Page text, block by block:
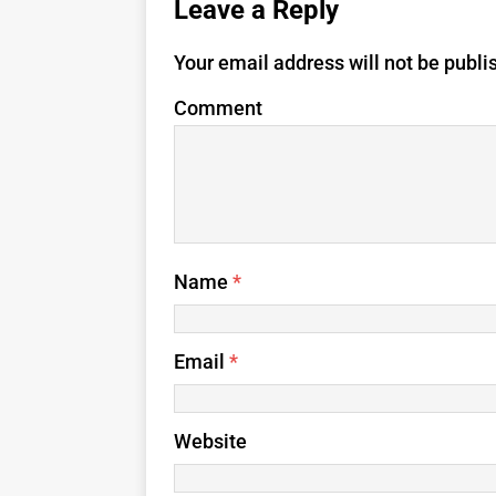
Leave a Reply
Your email address will not be
Comment
Name *
Email *
Website